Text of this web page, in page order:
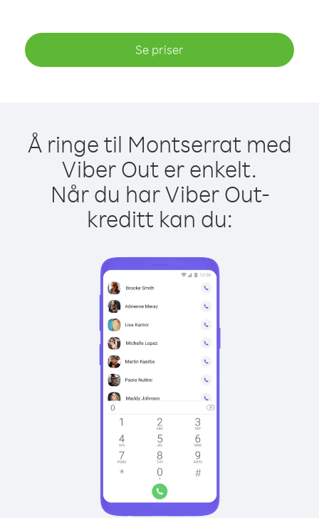
Se priser
Å ringe til Montserrat med
Viber Out er enkelt.
Når du har Viber Out-
kreditt kan du: